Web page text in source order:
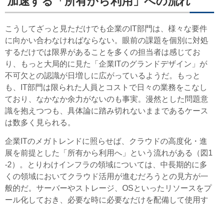
こうしてざっと見ただけでも企業のIT部門は、様々な要件
に向かい合わなければならない。眼前の課題を個別に対処
するだけでは限界があることを多くの担当者は感じてお
り、もっと大局的に見た「企業ITのグランドデザイン」が
不可欠との認識が日増しに広がっているようだ。もっと
も、IT部門は限られた人員とコストで日々の業務をこなし
ており、なかなか余力がないのも事実。漫然とした問題意
識を抱えつつも、具体論に踏み切れないままであるケース
は数多く見られる。
企業ITのメガトレンドに照らせば、クラウドの高度化・進
展を前提とした「所有から利用へ」という流れがある（図1
-2）。とりわけインフラの領域については、中長期的に多
くの領域においてクラウド活用が進むだろうとの見方が一
般的だ。サーバーやストレージ、OSといったリソースをプ
ール化しておき、必要な時に必要なだけを配備して使用す